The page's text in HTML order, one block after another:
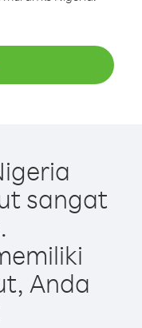
sangat
Anda